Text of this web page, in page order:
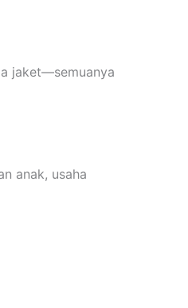
jaket—semuanya
anak, usaha